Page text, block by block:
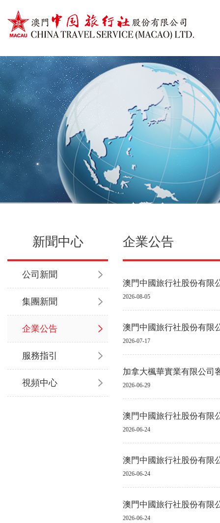
新聞中心 企業公告
公司新聞
集團新聞
企業公告
服務指引
視頻中心
澳門中國旅行社股份有限
2026-08-05
澳門中國旅行社股份有限
2026-07-17
加拿大楓華實業有限公司
2026-06-29
澳門中國旅行社股份有限
2026-06-24
澳門中國旅行社股份有限
2026-06-24
澳門中國旅行社股份有限
2026-06-24